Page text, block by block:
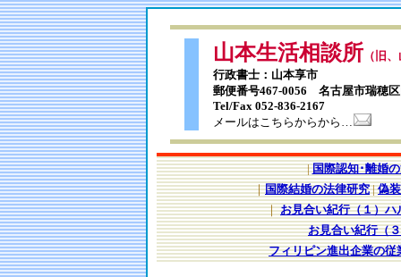
山本生活相談所 （旧
行政書士：山本享市
郵便番号467-0056 名古屋市瑞穂
Tel/Fax 052-836-2167
メールはこちらからから…
|国際認知･離婚
｜国際結婚の法律研究|偽
｜お見合い紀行（１）ハ
お見合い紀行（
フィリピン進出企業の従